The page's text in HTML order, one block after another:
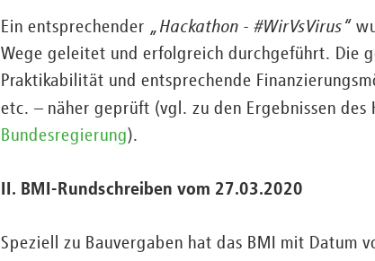
Ein entsprechender „ Hackathon - #WirVsVirus “
Wege geleitet und erfolgreich durchgeführt. Die
Praktikabilität und entsprechende
etc. – näher geprüft (vgl. zu den Ergebnissen des
Bundesregierung).
II. BMI-Rundschreiben vom 27.03.2020
Speziell zu Bauvergaben hat das BMI mit Datum